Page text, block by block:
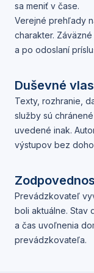
sa meniť v čase.
Verejné prehľady
charakter.
a po odoslaní
Duševné
Texty, rozhranie,
služby sú
uvedené inak.
výstupov bez
Prevádzkovateľ
boli aktuálne. Stav
a čas uvoľnenia
prevádzkovateľa.